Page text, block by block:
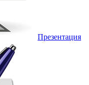
Презентация